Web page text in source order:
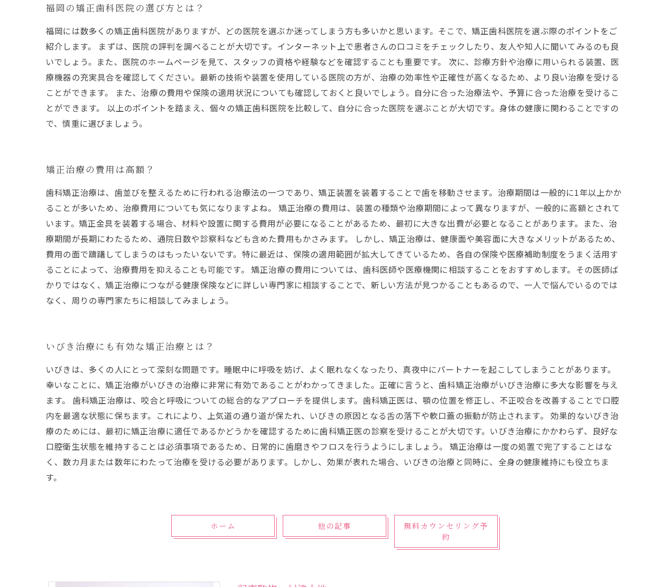
福岡の矯正歯科医院の選び方とは？
福岡には数多くの矯正歯科医院がありますが、どの医院を選ぶか迷ってしまう方も多いかと思います。そこで、矯正歯科医院を選ぶ際のポイントをご
紹介します。 まずは、医院の評判を調べることが大切です。インターネット上で患者さんの口コミをチェックしたり、友人や知人に聞いてみるのも良
いでしょう。また、医院のホームページを見て、スタッフの資格や経験などを確認することも重要です。 次に、診療方針や治療に用いられる装置、医
療機器の充実具合を確認してください。最新の技術や装置を使用している医院の方が、治療の効率性や正確性が高くなるため、より良い治療を受ける
ことができます。 また、治療の費用や保険の適用状況についても確認しておくと良いでしょう。自分に合った治療法や、予算に合った治療を受けるこ
とができます。 以上のポイントを踏まえ、個々の矯正歯科医院を比較して、自分に合った医院を選ぶことが大切です。身体の健康に関わることですの
で、慎重に選びましょう。
矯正治療の費用は高額？
歯科矯正治療は、歯並びを整えるために行われる治療法の一つであり、矯正装置を装着することで歯を移動させます。治療期間は一般的に1年以上かか
ることが多いため、治療費用についても気になりますよね。 矯正治療の費用は、装置の種類や治療期間によって異なりますが、一般的に高額とされて
います。矯正金具を装着する場合、材料や設置に関する費用が必要になることがあるため、最初に大きな出費が必要となることがあります。また、治
療期間が長期にわたるため、通院日数や診察料なども含めた費用もかさみます。 しかし、矯正治療は、健康面や美容面に大きなメリットがあるため、
費用の面で躊躇してしまうのはもったいないです。特に最近は、保険の適用範囲が拡大してきているため、各自の保険や医療補助制度をうまく活用す
ることによって、治療費用を抑えることも可能です。 矯正治療の費用については、歯科医師や医療機関に相談することをおすすめします。その医師ば
かりではなく、矯正治療につながる健康保険などに詳しい専門家に相談することで、新しい方法が見つかることもあるので、一人で悩んでいるのでは
なく、周りの専門家たちに相談してみましょう。
いびき治療にも有効な矯正治療とは？
いびきは、多くの人にとって深刻な問題です。睡眠中に呼吸を妨げ、よく眠れなくなったり、真夜中にパートナーを起こしてしまうことがあります。
幸いなことに、矯正治療がいびきの治療に非常に有効であることがわかってきました。正確に言うと、歯科矯正治療がいびき治療に多大な影響を与え
ます。 歯科矯正治療は、咬合と呼吸についての総合的なアプローチを提供します。歯科矯正医は、顎の位置を修正し、不正咬合を改善することで口腔
内を最適な状態に保ちます。これにより、上気道の通り道が保たれ、いびきの原因となる舌の落下や軟口蓋の振動が防止されます。 効果的ないびき治
療のためには、最初に矯正治療に適任であるかどうかを確認するために歯科矯正医の診察を受けることが大切です。いびき治療にかかわらず、良好な
口腔衛生状態を維持することは必須事項であるため、日常的に歯磨きやフロスを行うようにしましょう。 矯正治療は一度の処置で完了することはな
く、数カ月または数年にわたって治療を受ける必要があります。しかし、効果が表れた場合、いびきの治療と同時に、全身の健康維持にも役立ちま
す。
ホーム 他の記事
無料カウンセリング予
約